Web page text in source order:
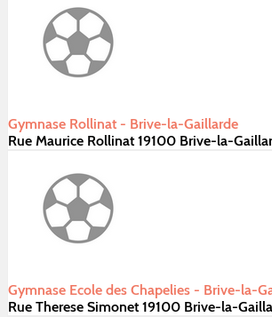
Gymnase Rollinat - Brive-la-Gaillarde
Rue Maurice Rollinat 19100 Brive-la-
Gymnase Ecole des Chapelies - Brive-la-
Rue Therese Simonet 19100 Brive-la-